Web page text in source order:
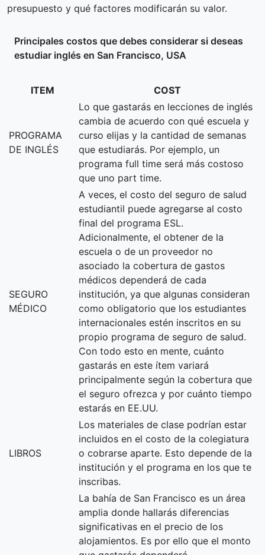
presupuesto y qué factores modificarán su valor.
Principales costos que debes considerar si deseas
estudiar inglés en San Francisco, USA
ITEM COST
PROGRAMA
DE INGLÉS
Lo que gastarás en lecciones de inglés
cambia de acuerdo con qué escuela y
curso elijas y la cantidad de semanas
que estudiarás. Por ejemplo, un
programa full time será más costoso
que uno part time.
SEGURO
MÉDICO
A veces, el costo del seguro de salud
estudiantil puede agregarse al costo
final del programa ESL.
Adicionalmente, el obtener de la
escuela o de un proveedor no
asociado la cobertura de gastos
médicos dependerá de cada
institución, ya que algunas consideran
como obligatorio que los estudiantes
internacionales estén inscritos en su
propio programa de seguro de salud.
Con todo esto en mente, cuánto
gastarás en este ítem variará
principalmente según la cobertura que
el seguro ofrezca y por cuánto tiempo
estarás en EE.UU.
LIBROS
Los materiales de clase podrían estar
incluidos en el costo de la colegiatura
o cobrarse aparte. Esto depende de la
institución y el programa en los que te
inscribas.
La bahía de San Francisco es un área
amplia donde hallarás diferencias
significativas en el precio de los
alojamientos. Es por ello que el monto